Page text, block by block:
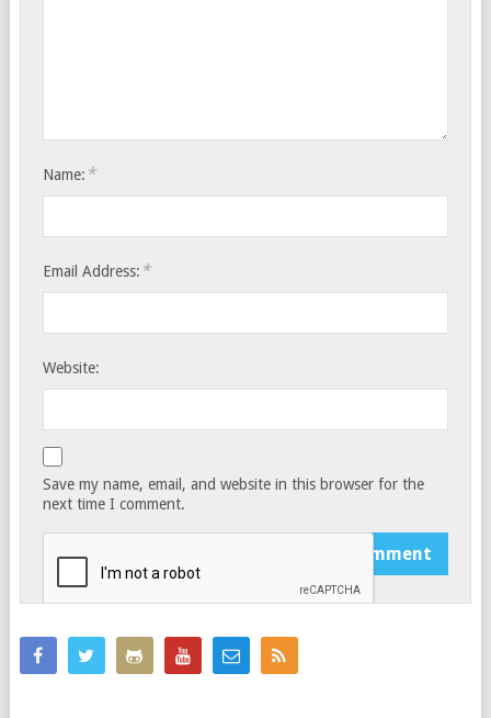
Name: *
Email Address: *
Website:
Save my name, email, and website in this browser for the
next time I comment.